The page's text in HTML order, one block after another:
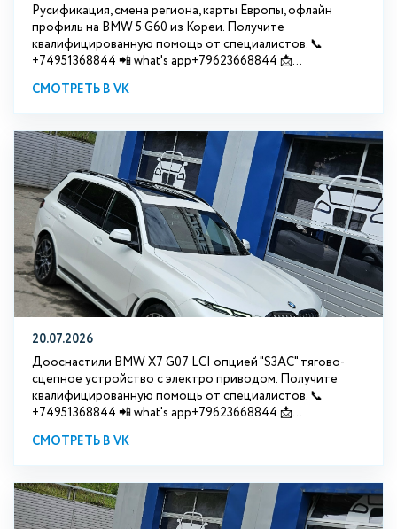
Русификация, смена региона, карты Европы, офлайн
профиль на BMW 5 G60 из Кореи. Получите
квалифицированную помощь от специалистов. 📞
+74951368844 📲 what's app+79623668844 📩...
СМОТРЕТЬ В VK
20.07.2026
Дооснастили BMW Х7 G07 LCI опцией "S3АС" тягово-
сцепное устройство с электро приводом. Получите
квалифицированную помощь от специалистов. 📞
+74951368844 📲 what's app+79623668844 📩...
СМОТРЕТЬ В VK